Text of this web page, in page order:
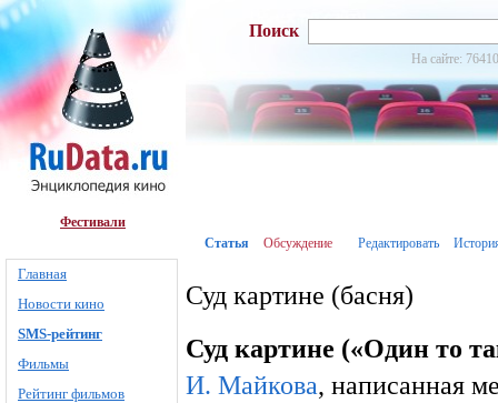
Фестивали
Главная
Новости кино
SMS-рейтинг
Фильмы
Рейтинг фильмов
Поиск
На сайте:
Статья Обсуждение Редактировать
Суд картине (басня)
Суд картине («Один то
И. Майкова, написанная